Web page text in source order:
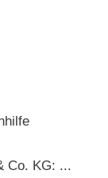
Co. KG: ...